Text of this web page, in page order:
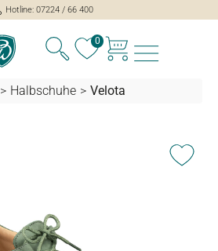
Hotline: 07224 / 66 400
0
> Halbschuhe > Velota